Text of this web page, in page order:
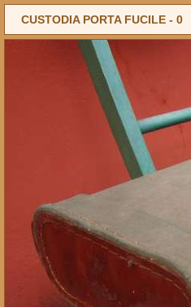
CUSTODIA PORTA FUCILE - 0